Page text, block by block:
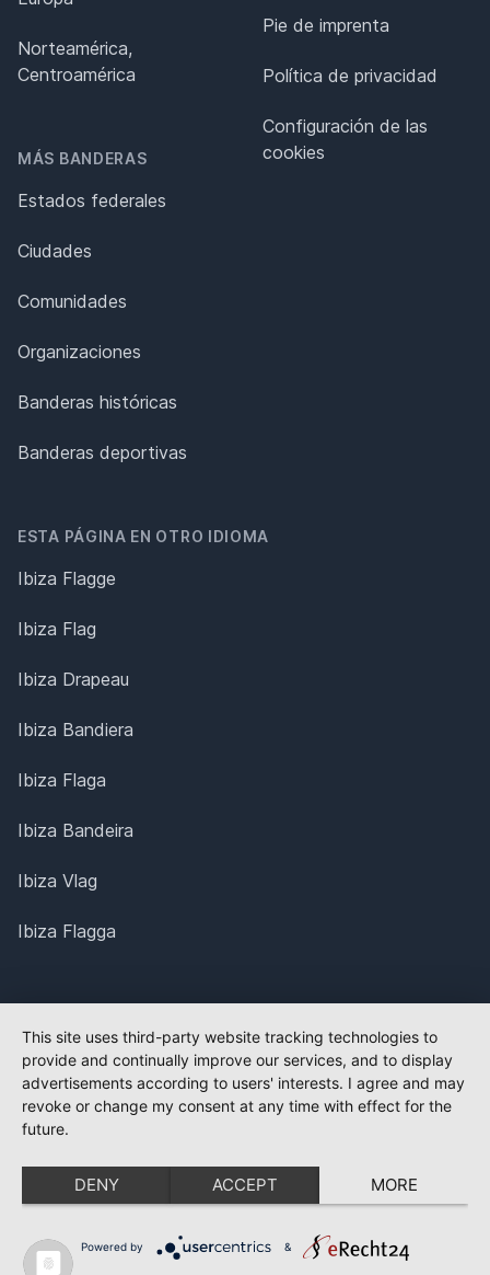
Norteamérica,
Centroamérica
MÁS BANDERAS
Estados federales
Ciudades
Comunidades
Organizaciones
Banderas históricas
Banderas deportivas
Pie de imprenta
Política de privacidad
Configuración de las
cookies
ESTA PÁGINA EN OTRO IDIOMA
Ibiza Flagge
Ibiza Flag
Ibiza Drapeau
Ibiza Bandiera
Ibiza Flaga
Ibiza Bandeira
Ibiza Vlag
Ibiza Flagga
This site uses third-party website tracking technologies to
provide and continually improve our services, and to display
advertisements according to users' interests. I agree and may
revoke or change my consent at any time with effect for the
future.
DENY ACCEPT MORE
Powered by &